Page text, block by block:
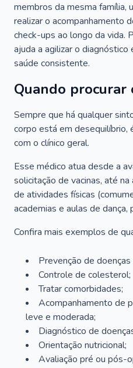
membros da mesma família,
realizar o acompanhamento
check-ups ao longo da vida.
ajuda a agilizar o
saúde consistente.
Quando procurar
Sempre que há qualquer
corpo está em desequilíbrio,
com o clínico geral.
Esse médico atua desde a
solicitação de vacinas, até na
de atividades físicas
academias e aulas de dança,
Confira mais exemplos de
Prevenção de
Controle de colesterol;
Tratar comorbidades;
Acompanhamento de
leve e moderada;
Diagnóstico de
Orientação nutricional;
Avaliação pré ou pós-